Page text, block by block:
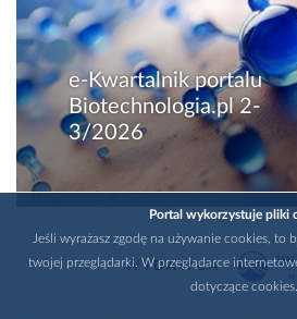
e-Kwartalnik portalu
Biotechnologia.pl 2-
3/2026
WYDAWCA
Portal wykorzystuje pliki
Jeśli wyrażasz zgodę na używanie cookies, to
twojej przeglądarki. W przeglądarce
dotyczące cookies.